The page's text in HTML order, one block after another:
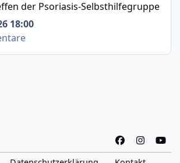
der Psoriasis-Selbsthilfegruppe
18:00
a
n
o